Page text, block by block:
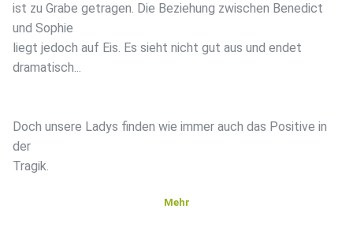
ist zu Grabe getragen. Die Beziehung zwischen Benedict
und Sophie
liegt jedoch auf Eis. Es sieht nicht gut aus und endet
dramatisch...
Doch unsere Ladys finden wie immer auch das Positive in
der
Tragik.
Mehr